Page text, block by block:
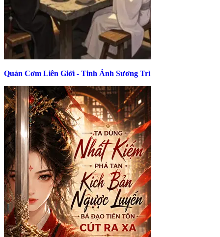
Quán Cơm Liên Giới - Tinh Ảnh Sương Trì